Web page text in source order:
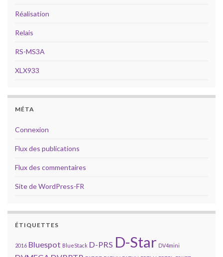
Réalisation
Relais
RS-MS3A
XLX933
MÉTA
Connexion
Flux des publications
Flux des commentaires
Site de WordPress-FR
ÉTIQUETTES
2016 Bluespot BlueStack D-PRS D-Star DV4mini